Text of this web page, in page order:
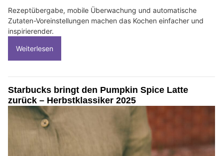
Rezeptübergabe, mobile Überwachung und automatische
Zutaten-Voreinstellungen machen das Kochen einfacher und
inspirierender.
Weiterlesen
Starbucks bringt den Pumpkin Spice Latte
zurück – Herbstklassiker 2025